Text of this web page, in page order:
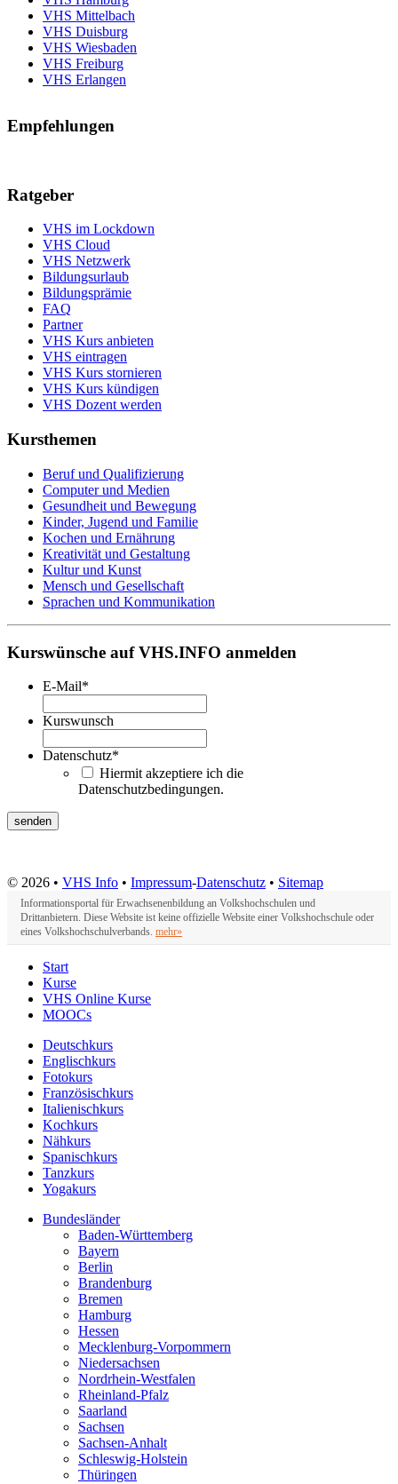
VHS Mittelbach
VHS Duisburg
VHS Wiesbaden
VHS Freiburg
VHS Erlangen
Empfehlungen
Ratgeber
VHS im Lockdown
VHS Cloud
VHS Netzwerk
Bildungsurlaub
Bildungsprämie
FAQ
Partner
VHS Kurs anbieten
VHS eintragen
VHS Kurs stornieren
VHS Kurs kündigen
VHS Dozent werden
Kursthemen
Beruf und Qualifizierung
Computer und Medien
Gesundheit und Bewegung
Kinder, Jugend und Familie
Kochen und Ernährung
Kreativität und Gestaltung
Kultur und Kunst
Mensch und Gesellschaft
Sprachen und Kommunikation
Kurswünsche auf VHS.INFO anmelden
E-Mail*
Kurswunsch
Datenschutz*
Hiermit akzeptiere ich die
Datenschutzbedingungen.
© 2026 • VHS Info • Impressum-Datenschutz • Sitemap
Informationsportal für Erwachsenenbildung an Volkshochschulen und
Drittanbietern. Diese Website ist keine offizielle Website einer Volkshochschule oder
eines Volkshochschulverbands. mehr»
Start
Kurse
VHS Online Kurse
MOOCs
Deutschkurs
Englischkurs
Fotokurs
Französischkurs
Italienischkurs
Kochkurs
Nähkurs
Spanischkurs
Tanzkurs
Yogakurs
Bundesländer
Baden-Württemberg
Bayern
Berlin
Brandenburg
Bremen
Hamburg
Hessen
Mecklenburg-Vorpommern
Niedersachsen
Nordrhein-Westfalen
Rheinland-Pfalz
Saarland
Sachsen
Sachsen-Anhalt
Schleswig-Holstein
Thüringen